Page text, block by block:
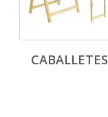
CABALLETES